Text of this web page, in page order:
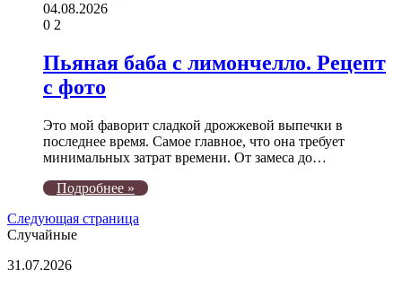
04.08.2026
0 2
Пьяная баба с лимончелло. Рецепт
с фото
Это мой фаворит сладкой дрожжевой выпечки в
последнее время. Самое главное, что она требует
минимальных затрат времени. От замеса до…
Подробнее »
Следующая страница
Случайные
Куриная
31.07.2026